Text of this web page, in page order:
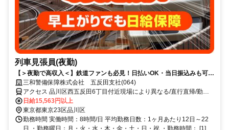
列車見張員(夜勤)
【＞夜勤で高収入＜】鉄道ファンも必見！日払いOK・当日振込みも可能
♪
三和警備保障株式会社 五反田支社(064)
アクセス 品川区西五反田6丁目付近現場により異なる/直行直帰/勤務
地相談可■電話面接■来社不要
日給15,563円以上
東京都東京23区品川区
勤務時間 実働時間：8時間/日 平均勤務日数：1ヶ月あたり12日～22
日 ・勤務曜日：月・火・水・木・金・土・日・祝 ・勤務時間： [1]